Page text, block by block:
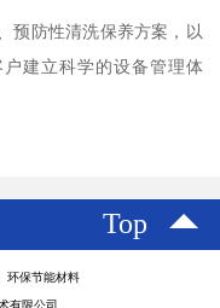
预防性清洗保养方案，以
建立科学的设备管理体
Top
环保节能材料
有限公司